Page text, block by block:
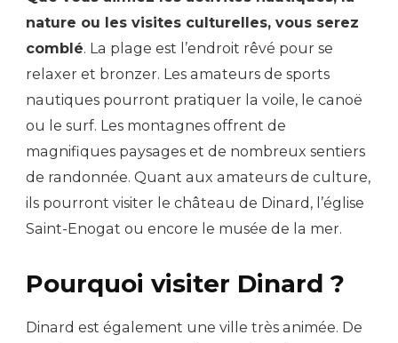
nature ou les visites culturelles, vous serez
comblé. La plage est l’endroit rêvé pour se
relaxer et bronzer. Les amateurs de sports
nautiques pourront pratiquer la voile, le canoë
ou le surf. Les montagnes offrent de
magnifiques paysages et de nombreux sentiers
de randonnée. Quant aux amateurs de culture,
ils pourront visiter le château de Dinard, l’église
Saint-Enogat ou encore le musée de la mer.
Pourquoi visiter Dinard ?
Dinard est également une ville très animée. De